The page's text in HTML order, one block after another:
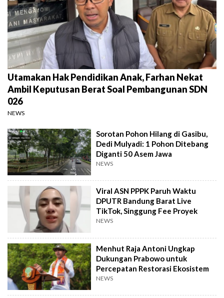
Utamakan Hak Pendidikan Anak, Farhan Nekat
Ambil Keputusan Berat Soal Pembangunan SDN
026
NEWS
Sorotan Pohon Hilang di Gasibu,
Dedi Mulyadi: 1 Pohon Ditebang
Diganti 50 Asem Jawa
NEWS
Viral ASN PPPK Paruh Waktu
DPUTR Bandung Barat Live
TikTok, Singgung Fee Proyek
NEWS
Menhut Raja Antoni Ungkap
Dukungan Prabowo untuk
Percepatan Restorasi Ekosistem
NEWS